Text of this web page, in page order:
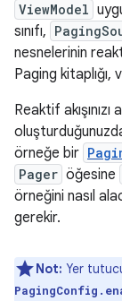
ViewModel
sınıfı,
nesnelerinin
Paging kitaplığı,
Reaktif
örneğe bir
Pager öğesine
örneğini nasıl
gerekir.
Not: Yer